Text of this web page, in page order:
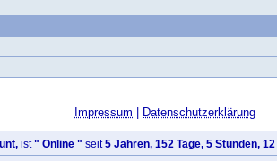
Impressum Datenschutzerklärung
ist" Online " seit5 Jahren, 152 Tage, 5 Stunden,